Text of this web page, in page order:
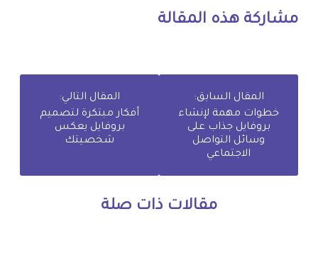
مشاركة هذه المقالة
المقال السابق:
خطوات مهمة لإنشاء
بروفايل جذاب على
وسائل التواصل
الاجتماعي
المقال التالي:
أفكار مبتكرة لتصميم
بروفايل يعكس
شخصيتك
مقالات ذات صلة